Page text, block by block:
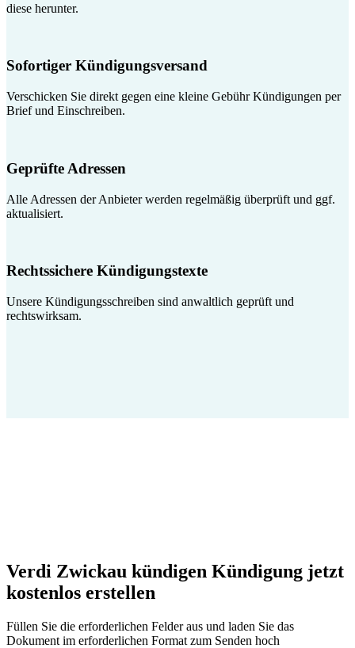
diese herunter.
Sofortiger Kündigungsversand
Verschicken Sie direkt gegen eine kleine Gebühr Kündigungen per
Brief und Einschreiben.
Geprüfte Adressen
Alle Adressen der Anbieter werden regelmäßig überprüft und ggf.
aktualisiert.
Rechtssichere Kündigungstexte
Unsere Kündigungsschreiben sind anwaltlich geprüft und
rechtswirksam.
Verdi Zwickau kündigen Kündigung jetzt
kostenlos erstellen
Füllen Sie die erforderlichen Felder aus und laden Sie das
Dokument im erforderlichen Format zum Senden hoch